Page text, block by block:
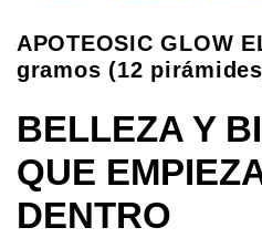
APOTEOSIC GLOW
gramos (12
BELLEZA Y
QUE
DENTRO